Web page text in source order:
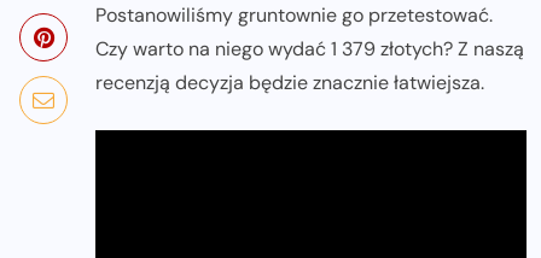
Postanowiliśmy gruntownie go przetestować.
Czy warto na niego wydać 1 379 złotych? Z naszą
recenzją decyzja będzie znacznie łatwiejsza.